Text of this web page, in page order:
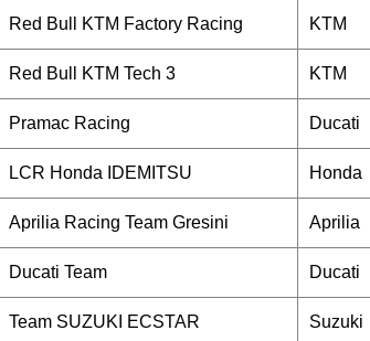
Red Bull KTM Factory Racing KTM
Red Bull KTM Tech 3 KTM
Pramac Racing Ducati
LCR Honda IDEMITSU Honda
Aprilia Racing Team Gresini Aprilia
Ducati Team Ducati
Team SUZUKI ECSTAR Suzuki